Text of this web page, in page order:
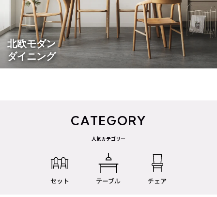
北欧モダン
ダイニング
CATEGORY
人気カテゴリー
セット テーブル チェア